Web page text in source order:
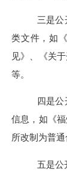
三是
类文件，如
见》、《关
等。
四是
信息，如《
所改制为普通
五是公